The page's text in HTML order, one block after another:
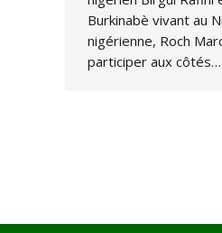
Burkinabè vivant au
nigérienne, Roch
participer aux côtés…